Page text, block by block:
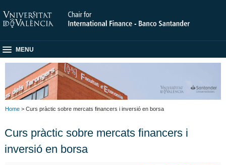
MENU
Home > Curs pràctic sobre mercats financers i inversió en borsa
Curs pràctic sobre mercats financers i
inversió en borsa